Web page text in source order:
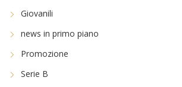
Giovanili
news in primo piano
Promozione
Serie B